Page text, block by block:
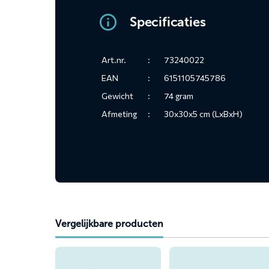
Specificaties
Art.nr. :
73240022
EAN
:
6151105745786
Gewicht
:
74 gram
Afmeting
: 30x30x5 cm (LxBxH)
Vergelijkbare producten
Lees
Lees